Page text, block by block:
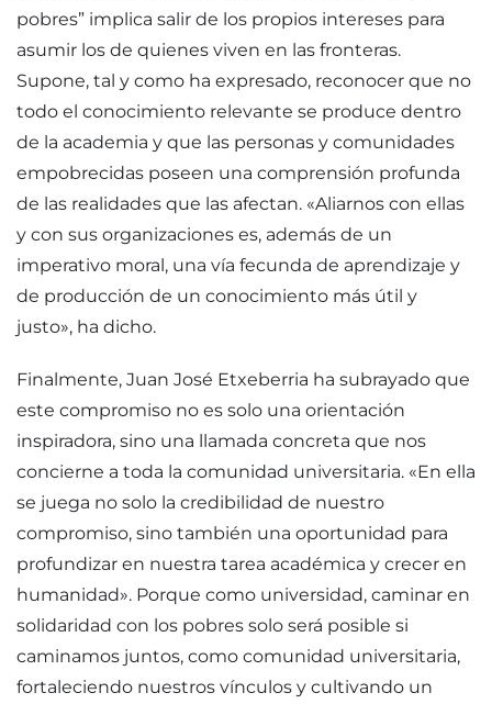
pobres” implica salir de los propios intereses para
asumir los de quienes viven en las fronteras.
Supone, tal y como ha expresado, reconocer que no
todo el conocimiento relevante se produce dentro
de la academia y que las personas y comunidades
empobrecidas poseen una comprensión profunda
de las realidades que las afectan. «Aliarnos con ellas
y con sus organizaciones es, además de un
imperativo moral, una vía fecunda de aprendizaje y
de producción de un conocimiento más útil y
justo», ha dicho.
Finalmente, Juan José Etxeberria ha subrayado que
este compromiso no es solo una orientación
inspiradora, sino una llamada concreta que nos
concierne a toda la comunidad universitaria. «En ella
se juega no solo la credibilidad de nuestro
compromiso, sino también una oportunidad para
profundizar en nuestra tarea académica y crecer en
humanidad». Porque como universidad, caminar en
solidaridad con los pobres solo será posible si
caminamos juntos, como comunidad universitaria,
fortaleciendo nuestros vínculos y cultivando un